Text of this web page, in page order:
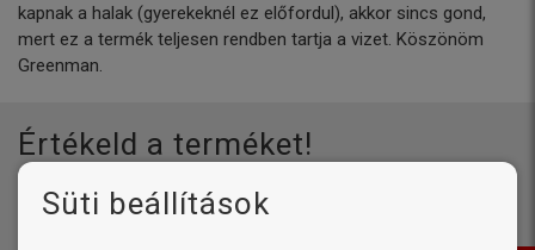
kapnak a halak (gyerekeknél ez előfordul), akkor sincs gond,
mert ez a termék teljesen rendben tartja a vizet. Köszönöm
Greenman.
Értékeld a terméket!
Süti beállítások